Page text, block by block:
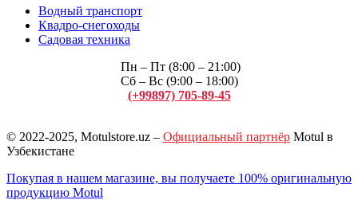
Водный транспорт
Квадро-снегоходы
Садовая техника
Пн – Пт (8:00 – 21:00)
Сб – Вс (9:00 – 18:00)
(+99897) 705-89-45
© 2022-2025, Motulstore.uz – Официальный партнёр Motul в
Узбекистане
Покупая в нашем магазине, вы получаете 100% оригинальную
продукцию Motul